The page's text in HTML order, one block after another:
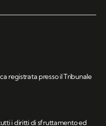
registrata presso il Tribunale
i diritti di sfruttamento ed